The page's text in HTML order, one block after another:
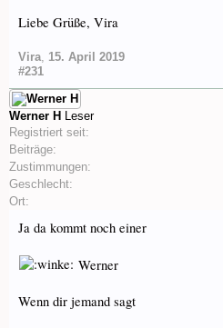
Liebe Grüße, Vira
Vira, 15. April 2019
#231
Werner H Leser
Registriert seit:
Beiträge:
Zustimmungen:
Geschlecht:
Ort:
Ja da kommt noch einer
Werner
Wenn dir jemand sagt